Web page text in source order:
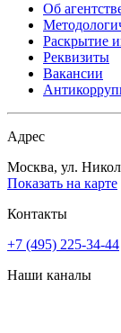
Об
Раскрытие
Реквизиты
Вакансии
Адрес
Москва, ул.
Показать на карте
Контакты
+7 (495) 225-34-44
Наши каналы